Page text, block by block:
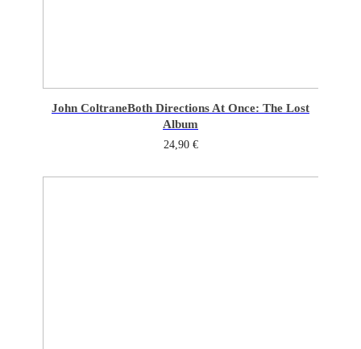
John ColtraneBoth Directions At Once: The Lost
Album
24,90 €